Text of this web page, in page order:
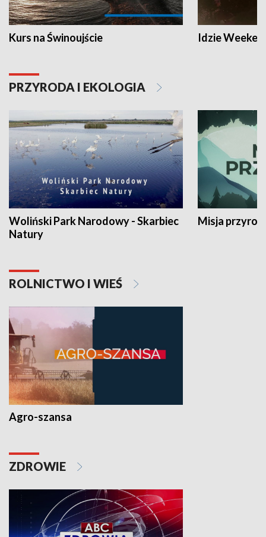
Kurs na Świnoujście Idzie
PRZYRODA I EKOLOGIA
Woliński Park Narodowy - Skarbiec
Natury
Misja
ROLNICTWO I WIEŚ
Agro-szansa
ZDROWIE